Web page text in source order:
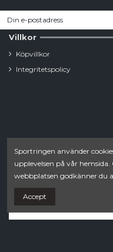
Villkor
Köpvillkor
Integritetspolicy
Follow us
Newsletter
Sportringen använder
upplevelsen på vår
webbplatsen godkänner du
Accept